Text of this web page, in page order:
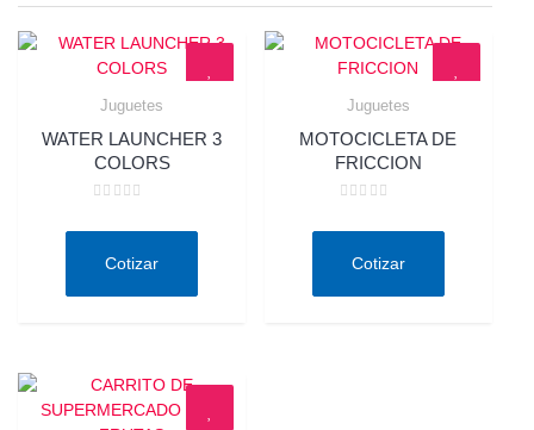
Juguetes
WATER LAUNCHER 3
COLORS
deCotizar
Juguetes
MOTOCICLETA DE
FRICCION
deCotizar